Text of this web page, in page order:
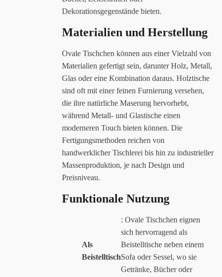
Dekorationsgegenstände bieten.
Materialien und Herstellung
Ovale Tischchen können aus einer Vielzahl von
Materialien gefertigt sein, darunter Holz, Metall,
Glas oder eine Kombination daraus. Holztische
sind oft mit einer feinen Furnierung versehen,
die ihre natürliche Maserung hervorhebt,
während Metall- und Glastische einen
moderneren Touch bieten können. Die
Fertigungsmethoden reichen von
handwerklicher Tischlerei bis hin zu industrieller
Massenproduktion, je nach Design und
Preisniveau.
Funktionale Nutzung
Als
Beistelltisch
: Ovale Tischchen eignen
sich hervorragend als
Beistelltische neben einem
Sofa oder Sessel, wo sie
Getränke, Bücher oder